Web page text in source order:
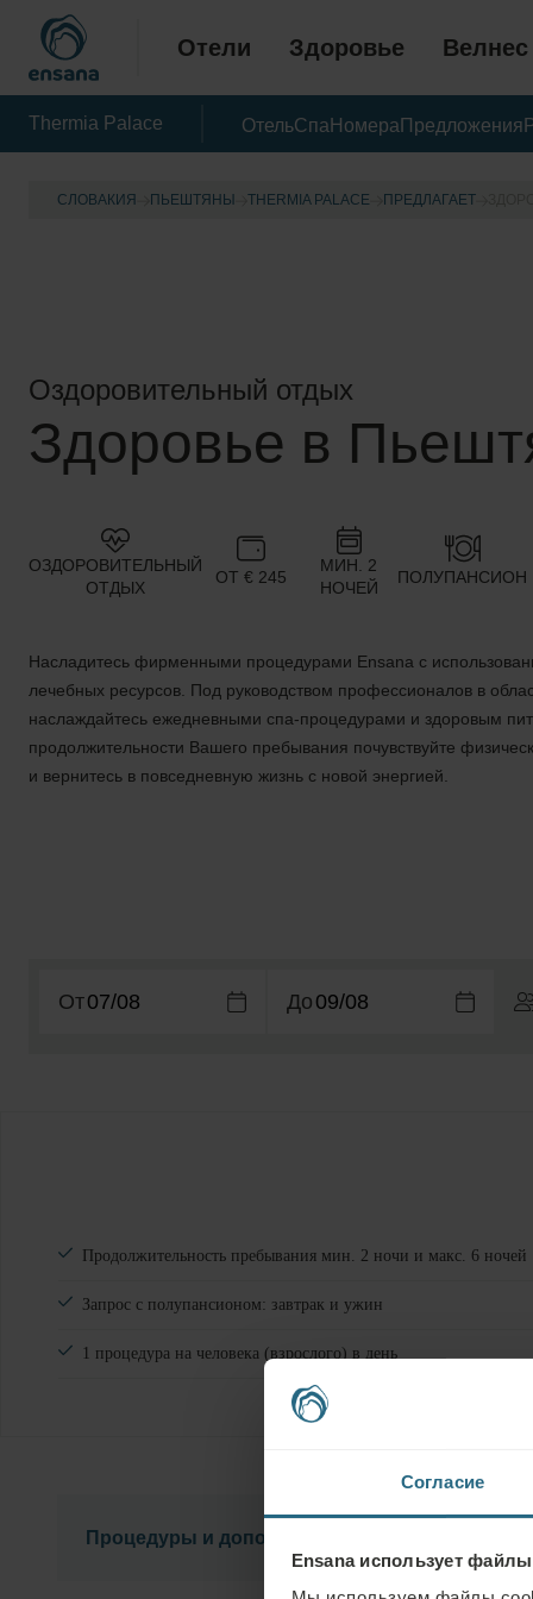
Согласие
Ensana использует
Отели Здоровье Велнес
Thermia Palace ОтельСпа Номера Предложения
СЛОВАКИЯ ПЬЕШТЯНЫ THERMIA PALACE ПРЕДЛАГАЕТ
Оздоровительный отдых
Здоровье в
ОЗДОРОВИТЕЛЬНЫЙ
ОТДЫХ
ОТ € 245
МИН. 2
НОЧЕЙ
ПОЛУПАНСИОН
Насладитесь фирменными процедурами Ensana с
лечебных ресурсов. Под руководством профессионалов в
наслаждайтесь ежедневными спа-процедурами и здоровым
продолжительности Вашего пребывания почувствуйте
и вернитесь в повседневную жизнь с новой энергией.
От До
Продолжительность пребывания мин. 2 ночи и макс. 6 ночей
Запрос с полупансионом: завтрак и ужин
1 процедура на человека (взрослого) в день
Процедуры и дополнительная информация